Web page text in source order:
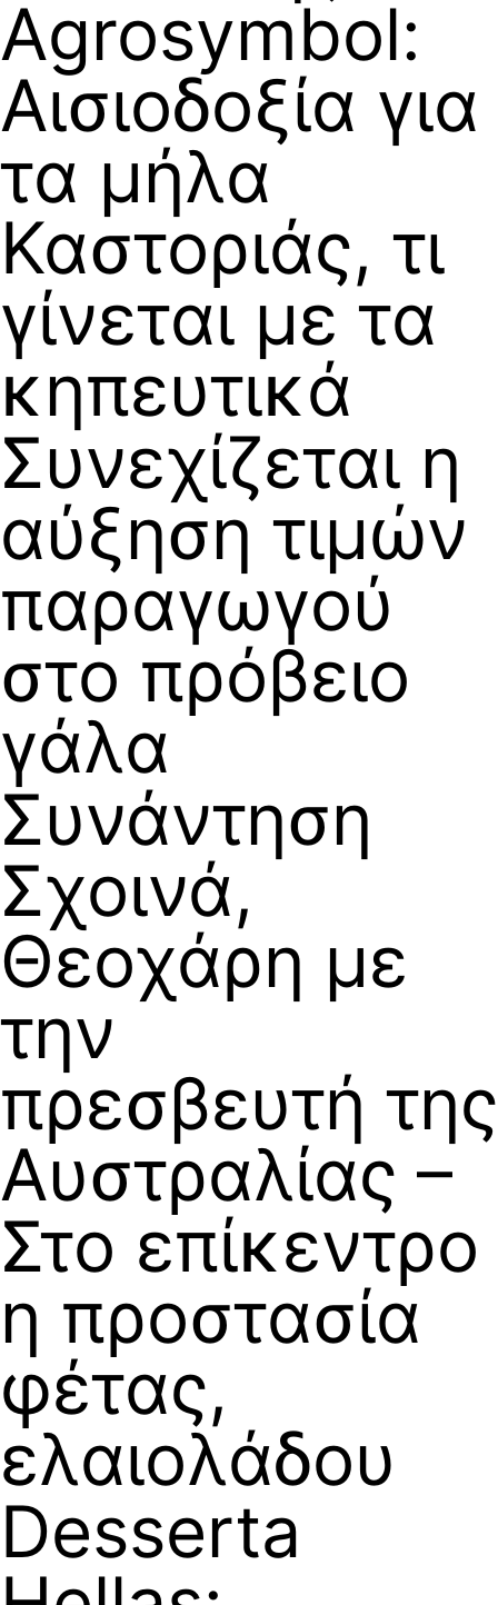
Agrosymbol:
Αισιοδοξία για
τα μήλα
Καστοριάς, τι
γίνεται με τα
κηπευτικά
Συνεχίζεται η
αύξηση τιμών
παραγωγού
στο πρόβειο
γάλα
Συνάντηση
Σχοινά,
Θεοχάρη με
την
πρεσβευτή της
Αυστραλίας –
Στο επίκεντρο
η προστασία
φέτας,
ελαιολάδου
Desserta